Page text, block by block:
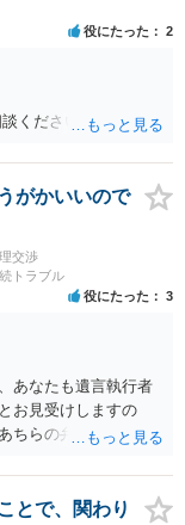
役にたった 2
ください。
がかいいので
交渉
トラブル
役にたった 3
あなたも遺言執行者
お見受けしますの
ちらの弁護士」（元
とで、関わり